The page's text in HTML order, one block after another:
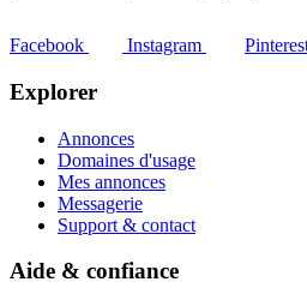
Facebook Instagram
Explorer
Annonces
Domaines d'usage
Mes annonces
Messagerie
Support & contact
Aide & confiance